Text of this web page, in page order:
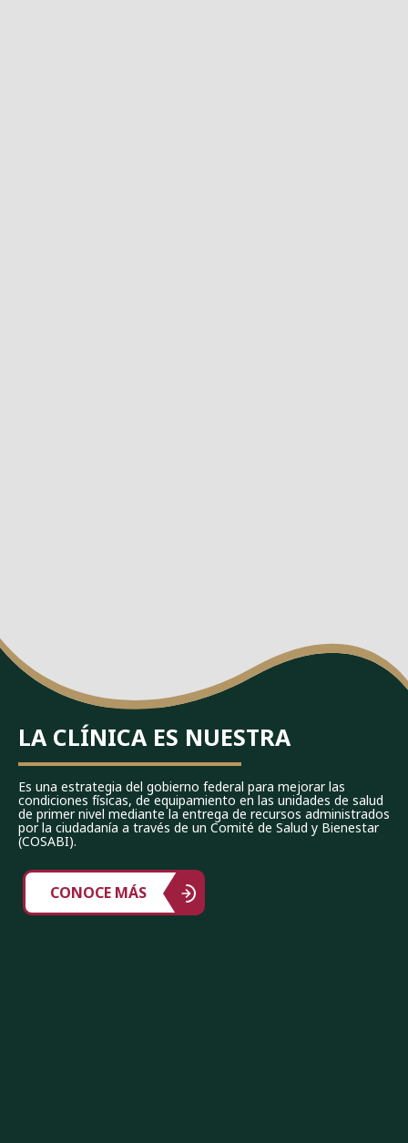
LA CLÍNICA ES NUESTRA
Es una estrategia del gobierno federal para mejorar las
condiciones físicas, de equipamiento en las unidades de salud
de primer nivel mediante la entrega de recursos administrados
por la ciudadanía a través de un Comité de Salud y Bienestar
(COSABI).
CONOCE MÁS